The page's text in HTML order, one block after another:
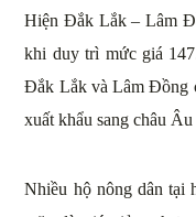
Hiện Đắk Lắk – Lâm
khi duy trì mức giá
Đắk Lắk và Lâm Đồng
xuất khẩu sang châu
Nhiều hộ nông dân tại